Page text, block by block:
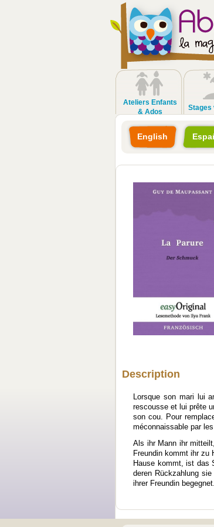
Ateliers Enfants
& Ados
Stages
English
Description
Lorsque son mari lui
rescousse et lui prête
son cou. Pour
méconnaissable par
Als ihr Mann ihr
Freundin kommt ihr zu
Hause kommt, ist das
deren Rückzahlung
ihrer Freundin begegnet.